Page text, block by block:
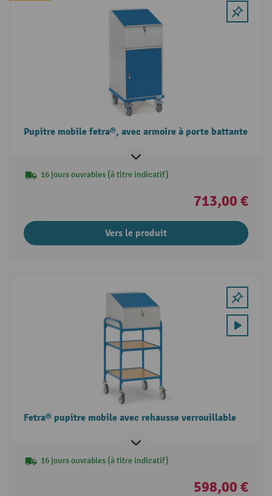
Pupitre mobile fetra®, avec armoire à porte battante
16 jours ouvrables (à titre indicatif)
713,00 €
Vers le produit
Fetra® pupitre mobile avec rehausse verrouillable
16 jours ouvrables (à titre indicatif)
598,00 €